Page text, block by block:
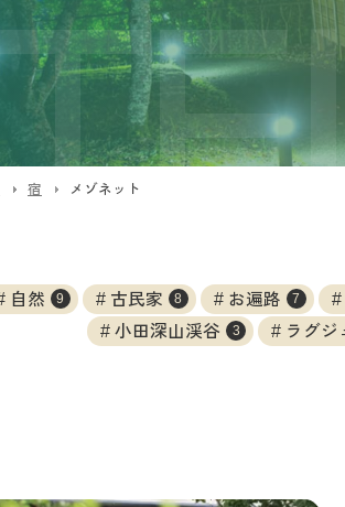
宿 メゾネット
自然 9 古民家 8 お遍路 7
小田深山渓谷 3 ラグジ